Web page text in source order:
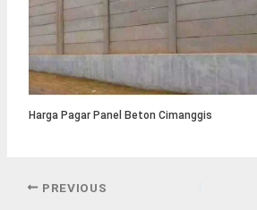
Harga Pagar Panel Beton Cimanggis
PREVIOUS